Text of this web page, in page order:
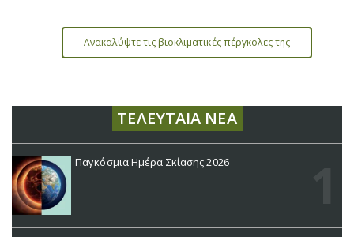
Ανακαλύψτε τις βιοκλιματικές πέργκολες της
ΤΕΛΕΥΤΑΊΑ ΝΈΑ
Παγκόσμια Ημέρα Σκίασης 2026